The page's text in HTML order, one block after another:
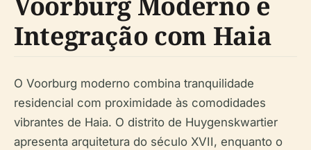
Integração com Haia
O Voorburg moderno combina tranquilidade
residencial com proximidade às comodidades
vibrantes de Haia. O distrito de Huygenskwartier
apresenta arquitetura do século XVII, enquanto o